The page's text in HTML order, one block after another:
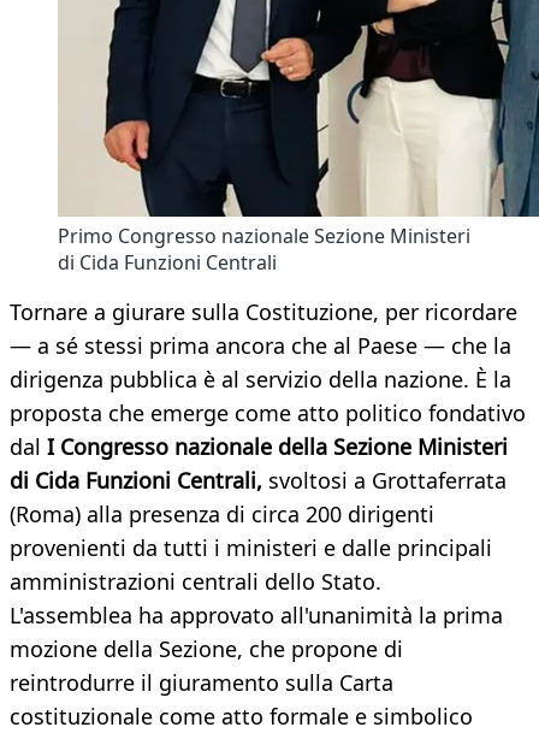
Primo Congresso nazionale Sezione Ministeri
di Cida Funzioni Centrali
Tornare a giurare sulla Costituzione, per ricordare
— a sé stessi prima ancora che al Paese — che la
dirigenza pubblica è al servizio della nazione. È la
proposta che emerge come atto politico fondativo
dal I Congresso nazionale della Sezione Ministeri
di Cida Funzioni Centrali, svoltosi a Grottaferrata
(Roma) alla presenza di circa 200 dirigenti
provenienti da tutti i ministeri e dalle principali
amministrazioni centrali dello Stato.
L'assemblea ha approvato all'unanimità la prima
mozione della Sezione, che propone di
reintrodurre il giuramento sulla Carta
costituzionale come atto formale e simbolico